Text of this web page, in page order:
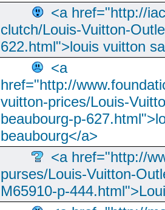
<a href="http://
clutch/Louis-Vuitton-
622.html">louis vuitton
<a
href="http://
vuitton-prices/Louis-
beaubourg-p-
beaubourg</a>
<a href="http://
purses/Louis-Vuitton-
M65910-p-